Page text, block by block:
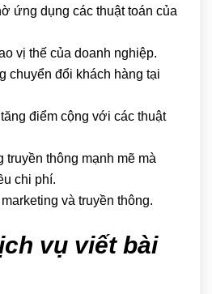
ứng dụng các thuật toán của
vị thế của doanh nghiệp.
chuyển đổi khách hàng tại
điểm cộng với các thuật
thông mạnh mẽ mà
chi phí.
và truyền thông.
vụ viết bài